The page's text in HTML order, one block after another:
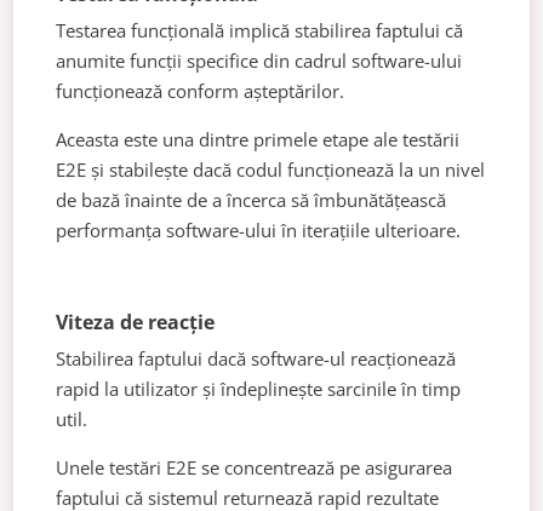
Testarea funcțională implică stabilirea faptului că
anumite funcții specifice din cadrul software-ului
funcționează conform așteptărilor.
Aceasta este una dintre primele etape ale testării
E2E și stabilește dacă codul funcționează la un nivel
de bază înainte de a încerca să îmbunătățească
performanța software-ului în iterațiile ulterioare.
Viteza de reacție
Stabilirea faptului dacă software-ul reacționează
rapid la utilizator și îndeplinește sarcinile în timp
util.
Unele testări E2E se concentrează pe asigurarea
faptului că sistemul returnează rapid rezultate